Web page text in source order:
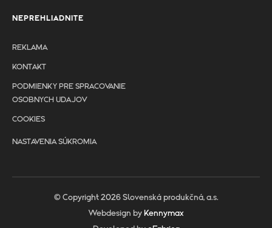
NEPREHLIADNITE
REKLAMA
KONTAKT
PODMIENKY PRE SPRACOVANIE
OSOBNYCH UDAJOV
COOKIES
NASTAVENIA SÚKROMIA
© Copyright 2026 Slovenská produkčná, a.s.
Webdesign by Kennymax